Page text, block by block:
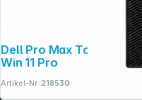
Dell Pro Max Tower T2 FCT2250 CU7
Win 11 Pro
Artikel-Nr.:218530